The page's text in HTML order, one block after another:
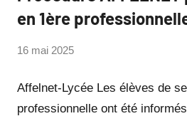
en 1ère
par
SUCH
16 mai 2025
Affelnet-Lycée Les élèves de
professionnelle ont été